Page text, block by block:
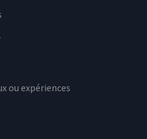
ou expériences